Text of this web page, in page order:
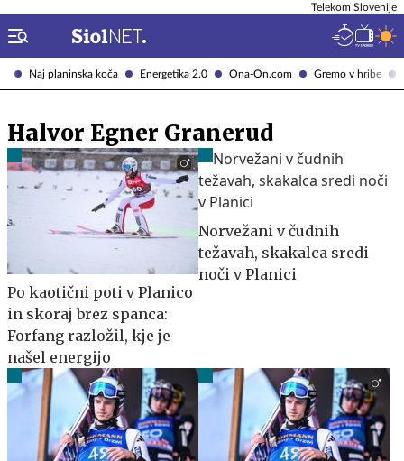
Naj planinska koča Energetika 2.0 Ona-On.com Gremo v hribe
Telekom Slovenije
Halvor Egner Granerud
Po kaotični poti v Planico
in skoraj brez spanca:
Forfang razložil, kje je
našel energijo
Norvežani v čudnih
težavah, skakalca sredi
noči v Planici